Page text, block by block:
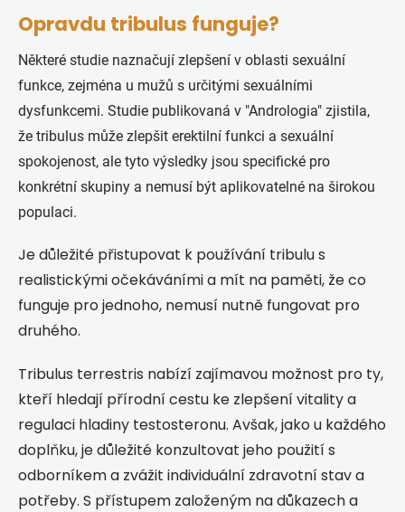
Opravdu tribulus funguje?
Některé studie naznačují zlepšení v oblasti sexuální
funkce, zejména u mužů s určitými sexuálními
dysfunkcemi. Studie publikovaná v "Andrologia" zjistila,
že tribulus může zlepšit erektilní funkci a sexuální
spokojenost, ale tyto výsledky jsou specifické pro
konkrétní skupiny a nemusí být aplikovatelné na širokou
populaci.
Je důležité přistupovat k používání tribulu s
realistickými očekáváními a mít na paměti, že co
funguje pro jednoho, nemusí nutně fungovat pro
druhého.
Tribulus terrestris nabízí zajímavou možnost pro ty,
kteří hledají přírodní cestu ke zlepšení vitality a
regulaci hladiny testosteronu. Avšak, jako u každého
doplňku, je důležité konzultovat jeho použití s
odborníkem a zvážit individuální zdravotní stav a
potřeby. S přístupem založeným na důkazech a